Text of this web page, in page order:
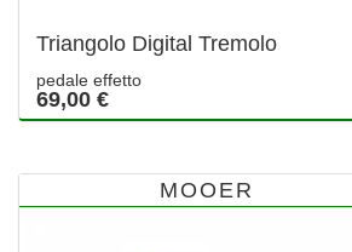
Triangolo Digital Tremolo
pedale effetto
69,00 €
MOOER